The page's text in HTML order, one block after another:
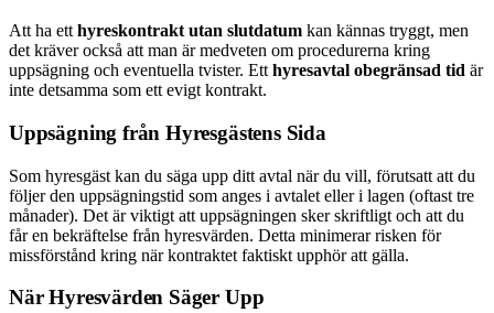
Att ha ett hyreskontrakt utan slutdatum kan kännas tryggt, men
det kräver också att man är medveten om procedurerna kring
uppsägning och eventuella tvister. Ett hyresavtal obegränsad tid är
inte detsamma som ett evigt kontrakt.
Uppsägning från Hyresgästens Sida
Som hyresgäst kan du säga upp ditt avtal när du vill, förutsatt att du
följer den uppsägningstid som anges i avtalet eller i lagen (oftast tre
månader). Det är viktigt att uppsägningen sker skriftligt och att du
får en bekräftelse från hyresvärden. Detta minimerar risken för
missförstånd kring när kontraktet faktiskt upphör att gälla.
När Hyresvärden Säger Upp